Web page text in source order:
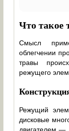
Что такое
Смысл
облегчении
травы
режущего
Режущий
дисковые